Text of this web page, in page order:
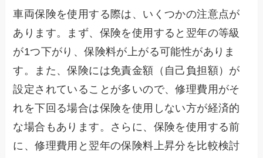
車両保険を使用する際は、いくつかの注意点が
あります。まず、保険を使用すると翌年の等級
が1つ下がり、保険料が上がる可能性がありま
す。また、保険には免責金額（自己負担額）が
設定されていることが多いので、修理費用がそ
れを下回る場合は保険を使用しない方が経済的
な場合もあります。さらに、保険を使用する前
に、修理費用と翌年の保険料上昇分を比較検討